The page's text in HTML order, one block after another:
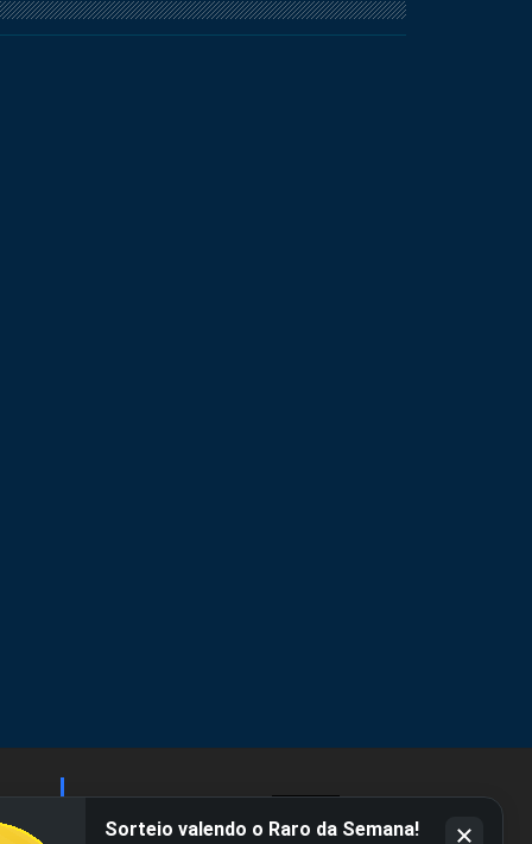
Sorteio valendo o Raro da Semana!